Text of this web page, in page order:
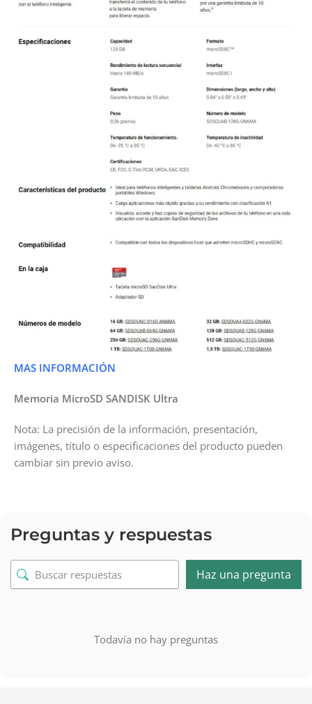
MAS INFORMACIÓN
Memoria MicroSD SANDISK Ultra
Nota: La precisión de la información, presentación,
imágenes, título o especificaciones del producto pueden
cambiar sin previo aviso.
Preguntas y respuestas
Haz una pregunta
Todavía no hay preguntas